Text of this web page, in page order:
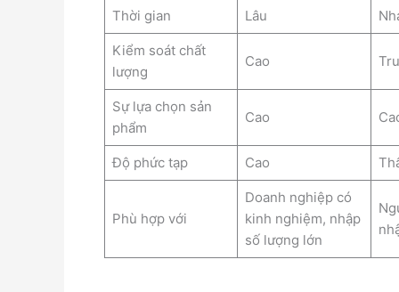
Thời gian Lâu
Kiểm soát chất
lượng
Cao
Sự lựa chọn sản
phẩm
Cao
Độ phức tạp Cao
Phù hợp với
Doanh nghiệp có
kinh nghiệm, nhập
số lượng lớn